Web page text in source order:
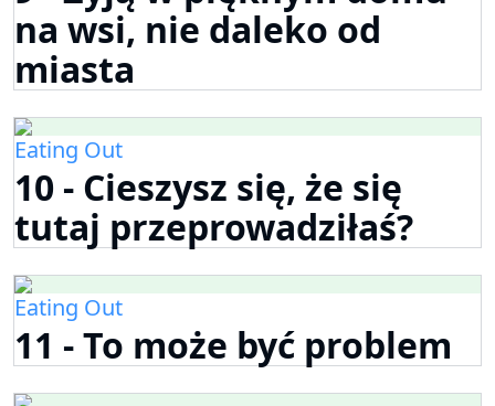
na wsi, nie daleko od
miasta
Eating Out
10 - Cieszysz się, że się
tutaj przeprowadziłaś?
Eating Out
11 - To może być problem